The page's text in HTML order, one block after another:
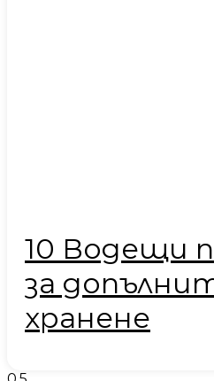
10 Водещи
за
хранене